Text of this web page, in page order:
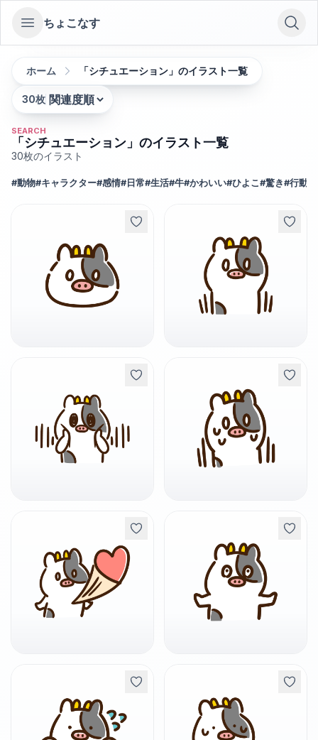
Open sidebar
ちょこなす
ホーム 「シチュエーション」のイラスト一覧
30枚
並び替え:
SEARCH
「シチュエーション」のイラスト一覧
30枚のイラスト
#動物#キャラクター#感情# 日常#生活#牛#かわいい#ひよこ#驚き#行動